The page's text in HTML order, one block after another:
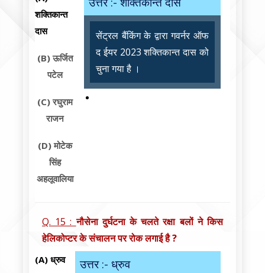
शक्तिकान्त
दास
(B)ऊर्जित
पटेल
(C)रघुराम
राजन
(D)मोटेक
सिंह
अहलूवालिया
सेंट्रल बैंकिंग के द्वारा गवर्नर ऑफ
द ईयर 2023 शक्तिकान्त दास को
चुना गया है ।
Q. 15 :नौसेना दुर्घटना के चलते रक्षा बलों ने किस
हेलिकोप्टर के संचालन पर रोक लगाई है ?
(A) ध्रुव उत्तर :- ध्रुव